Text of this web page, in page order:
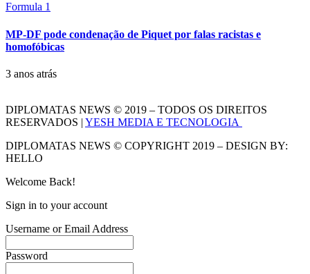
Formula 1
MP-DF pode condenação de Piquet por falas racistas e
homofóbicas
3 anos atrás
DIPLOMATAS NEWS © 2019 – TODOS OS DIREITOS
RESERVADOS | YESH MEDIA E TECNOLOGIA
DIPLOMATAS NEWS © COPYRIGHT 2019 – DESIGN BY:
HELLO
Welcome Back!
Sign in to your account
Username or Email Address
Password